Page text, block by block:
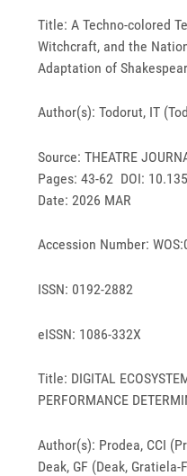
Title: A Techno-colored
Witchcraft, and the
Adaptation of
Author(s): Todorut, IT
Source: THEATRE
Pages: 43-62 DOI:
Date: 2026 MAR
Accession Number:
ISSN: 0192-2882
eISSN: 1086-332X
Title: DIGITAL
PERFORMANCE
Author(s): Prodea, CCI
Deak, GF (Deak,